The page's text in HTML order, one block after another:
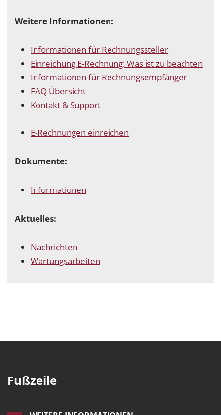
Weitere Informationen:
Informationen für Rechnungssteller
Einreichung E-Rechnung: Was ist zu beachten
Informationen für Rechnungsempfänger
FAQ Übersicht
Kontakt & Support
E-Rechnungen einreichen
Dokumente:
Informationen
Aktuelles:
Nachrichten
Wartungsarbeiten
Fußzeile